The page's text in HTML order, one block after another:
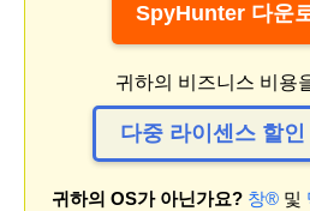
SpyHunter 다운
귀하의 비즈니스 비용
다중 라이센스 할인
귀하의 OS가 아닌가요? 창® 및